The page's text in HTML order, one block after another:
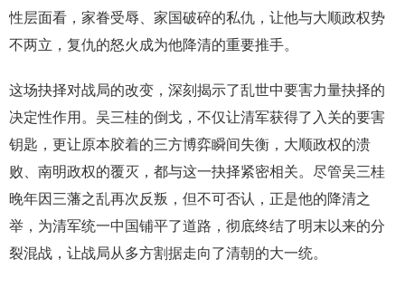
性层面看，家眷受辱、家国破碎的私仇，让他与大顺政权势
不两立，复仇的怒火成为他降清的重要推手。
这场抉择对战局的改变，深刻揭示了乱世中要害力量抉择的
决定性作用。吴三桂的倒戈，不仅让清军获得了入关的要害
钥匙，更让原本胶着的三方博弈瞬间失衡，大顺政权的溃
败、南明政权的覆灭，都与这一抉择紧密相关。尽管吴三桂
晚年因三藩之乱再次反叛，但不可否认，正是他的降清之
举，为清军统一中国铺平了道路，彻底终结了明末以来的分
裂混战，让战局从多方割据走向了清朝的大一统。